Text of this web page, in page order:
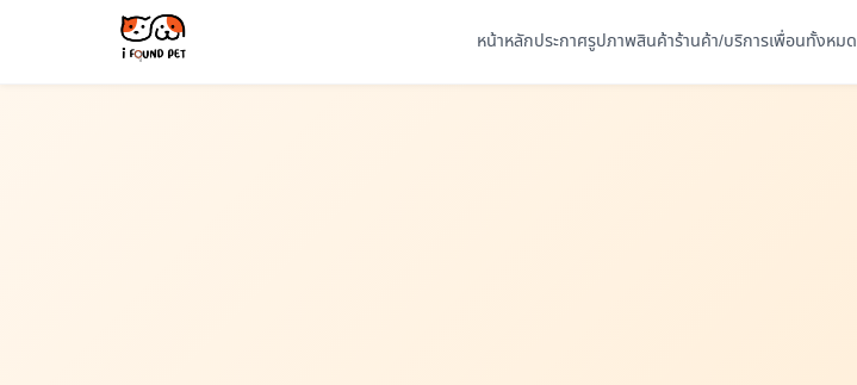
หน้าหลักประกาศรูปภาพสินค้าร้านค้า/บริการเพื่อนทั้งหมด